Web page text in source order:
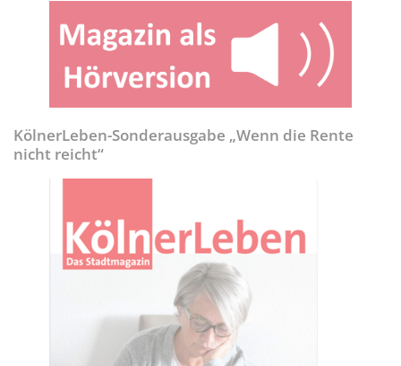
KölnerLeben-Sonderausgabe „Wenn die Rente
nicht reicht“